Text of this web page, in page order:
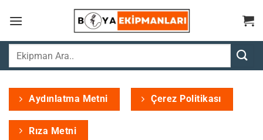
atla
Ara:
Aydınlatma Metni Çerez Politikası
Rıza Metni